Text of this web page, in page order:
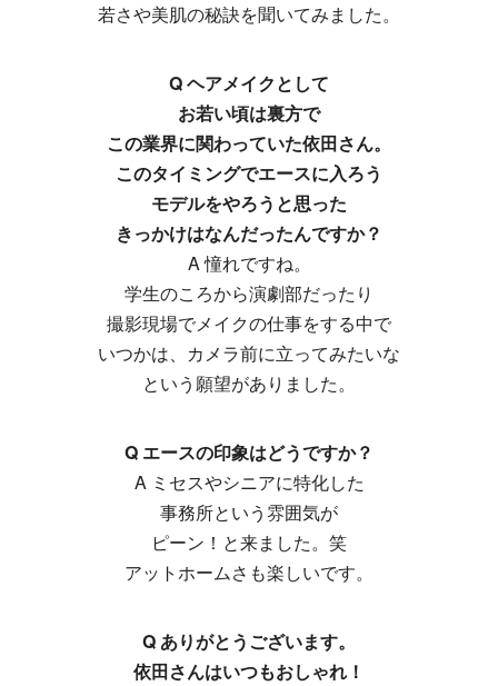
若さや美肌の秘訣を聞いてみました。
Q ヘアメイクとして
お若い頃は裏方で
この業界に関わっていた依田さん。
このタイミングでエースに入ろう
モデルをやろうと思った
きっかけはなんだったんですか？
A 憧れですね。
学生のころから演劇部だったり
撮影現場でメイクの仕事をする中で
いつかは、カメラ前に立ってみたいな
という願望がありました。
Q エースの印象はどうですか？
A ミセスやシニアに特化した
事務所という雰囲気が
ピーン！と来ました。笑
アットホームさも楽しいです。
Q ありがとうございます。
依田さんはいつもおしゃれ！